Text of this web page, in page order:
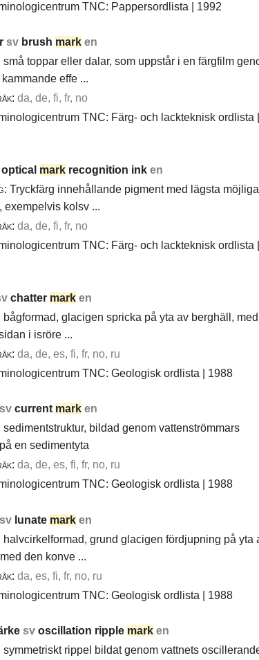
TNC: Pappersordlista | 1992
sv brush mark en
små toppar eller dalar, som uppstår i en färgfilm
effe ...
da, de, fi, fr, no
TNC: Färg- och lackteknisk ordlista |
optical markrecognition ink en
Tryckfärg innehållande pigment med lägsta möjliga
exempelvis kolsv ...
da, de, fi, fr, no
TNC: Färg- och lackteknisk ordlista |
chatter mark en
bågformad, glacigen spricka på yta av berghäll,
i isröre ...
da, de, es, fi, fr, no, ru
TNC: Geologisk ordlista | 1988
sv current mark en
sedimentstruktur, bildad genom vattenströmmars
en sedimentyta
da, de, es, fi, fr, no, ru
TNC: Geologisk ordlista | 1988
sv lunate mark en
halvcirkelformad, grund glacigen fördjupning på yta
den konve ...
da, es, fi, fr, no, ru
TNC: Geologisk ordlista | 1988
sv oscillation ripple mark en
symmetriskt rippel bildat genom vattnets